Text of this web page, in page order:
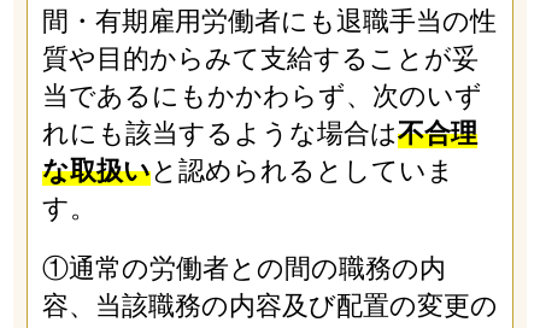
間・有期雇用労働者にも退職手当の性
質や目的からみて支給することが妥
当であるにもかかわらず、次のいず
れにも該当するような場合は不合理
な取扱いと認められるとしていま
す。
①通常の労働者との間の職務の内
容、当該職務の内容及び配置の変更の